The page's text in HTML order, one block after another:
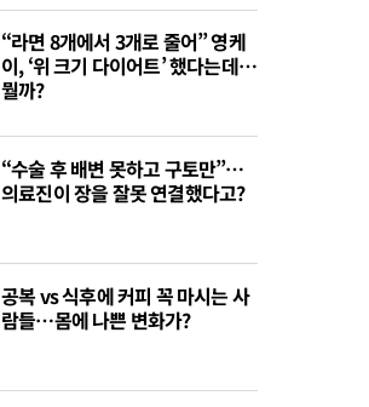
“라면 8개에서 3개로 줄어” 영케
이, ‘위 크기 다이어트’ 했다는데…
뭘까?
“수술 후 배변 못하고 구토만”…
의료진이 장을 잘못 연결했다고?
공복 vs 식후에 커피 꼭 마시는 사
람들…몸에 나쁜 변화가?